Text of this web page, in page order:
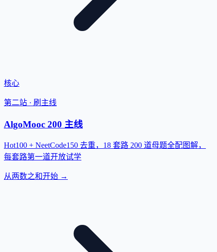
核心
第二站 · 刷主线
AlgoMooc 200 主线
Hot100 + NeetCode150 去重，18 套路 200 道母题全配图解，
每套路第一道开放试学
从两数之和开始 →